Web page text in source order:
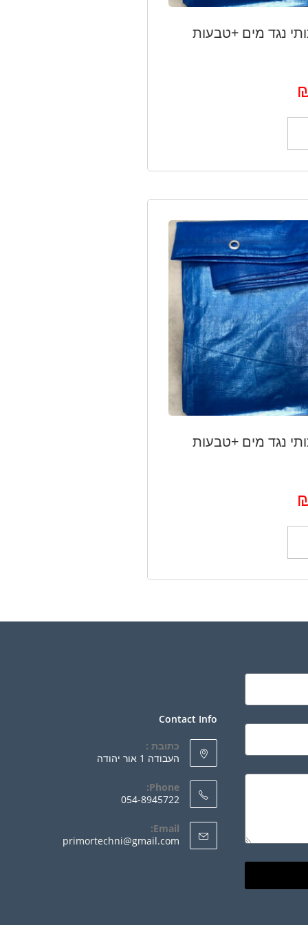
נגד מים +טבעות
נגד מים +טבעות
Contact Info
כתובת :
העבודה 1 אור יהודה
Phone:
054-8945722
Email:
primortechni@gmail.com